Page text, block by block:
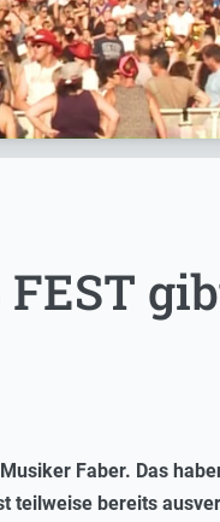
FEST
Faber. Das
teilweise bereits